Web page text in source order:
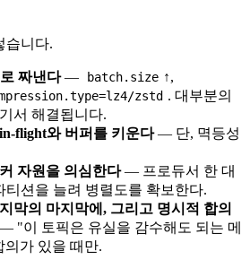
습니다.
짜낸다— batch.size ↑,
zstd . 대부분의
서 해결됩니다.
flight와 버퍼를 키운다— 단, 멱등성
자원을 의심한다— 프로듀서 한 대
티션을 늘려 병렬도를 확보한다.
막의 마지막에, 그리고 명시적 합의
"이 토픽은 유실을 감수해도 되는 메
의가 있을 때만.